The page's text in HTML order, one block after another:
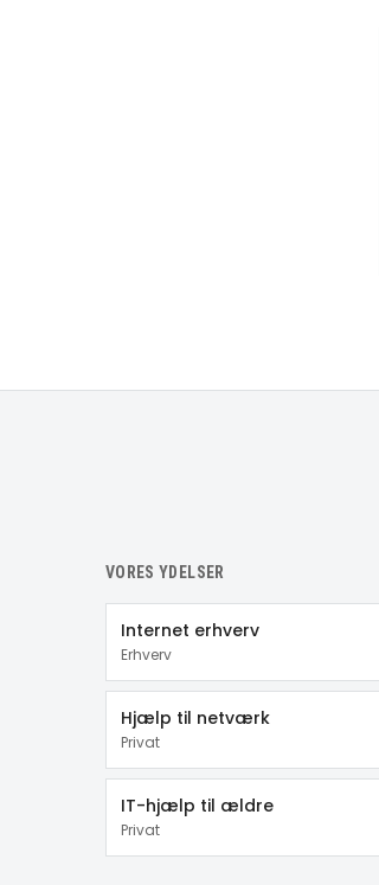
VORES YDELSER
Internet erhverv
Erhverv
Hjælp til netværk
Privat
IT-hjælp til ældre
Privat